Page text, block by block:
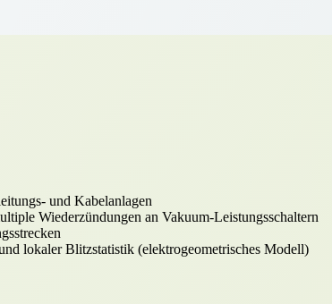
und Kabelanlagen
Wiederzündungen an Vakuum-Leistungsschaltern
lokaler Blitzstatistik (elektrogeometrisches Modell)